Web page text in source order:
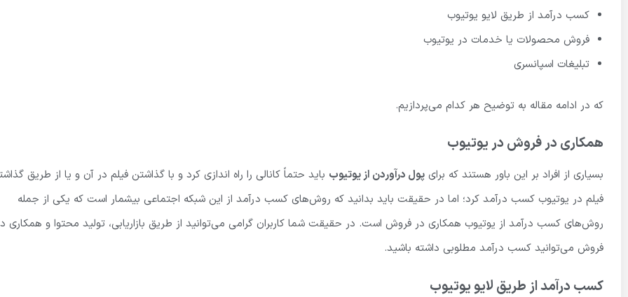
کسب درآمد از طریق لایو یوتیوب
فروش محصولات یا خدمات در یوتیوب
تبلیغات اسپانسری
که در ادامه مقاله به توضیح هر کدام می‌پردازیم.
همکاری در فروش در یوتیوب
بسیاری از افراد بر این باور هستند که برای پول درآوردن از یوتیوب باید حتماً کانالی را راه اندازی کرد و با گذاشتن فیلم در آن و یا از طریق
فیلم در یوتیوب کسب درآمد کرد؛ اما در حقیقت باید بدانید که روش‌های کسب درآمد از این شبکه اجتماعی بیشمار است که یکی از جمله
روش‌های کسب درآمد از یوتیوب همکاری در فروش است. در حقیقت شما کاربران گرامی می‌توانید از طریق بازاریابی، تولید محتوا و همکاری
فروش می‌توانید کسب درآمد مطلوبی داشته باشید.
کسب درآمد از طریق لایو یوتیوب